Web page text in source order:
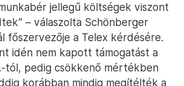
jellegű költségek viszont
– válaszolta Schönberger
főszervezője a Telex kérdésére.
idén nem kapott támogatást a
tól, pedig csökkenő mértékben
korábban mindig megítélték a